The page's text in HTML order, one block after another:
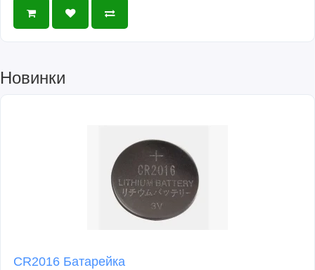
Новинки
CR2016 Батарейка